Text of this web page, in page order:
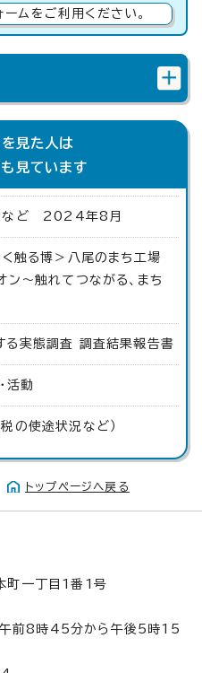
ムをご利用ください。
見た人は
見ています
など 2024年8月
く触る博＞八尾のまち工場
ン～触れてつながる、まち
る実態調査 調査結果報告書
活動
の使途状況など）
トップページへ戻る
一丁目1番1号
前8時45分から午後5時15